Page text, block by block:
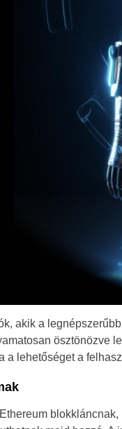
akik a
ösztönözve
a lehetőséget a